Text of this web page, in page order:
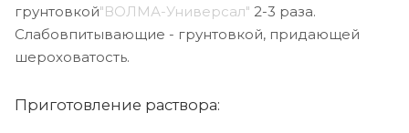
грунтовкой"ВОЛМА-Универсал" 2-3 раза.
Слабовпитывающие - грунтовкой, придающей
шероховатость.
Приготовление раствора: